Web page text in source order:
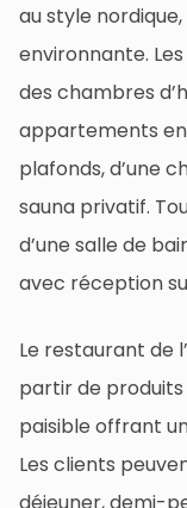
au style
environnante.
des chambres
appartements
plafonds, d’une
sauna privatif.
d’une salle de
avec réception
Le restaurant de
partir de produits
paisible offrant
Les clients
déjeuner, demi-